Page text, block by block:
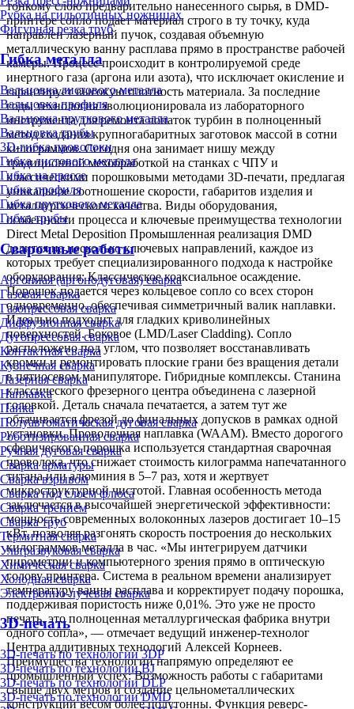
Рубка на гильотинных ножницах
Фигурная резка труб
Гибка металла
Вальцовка листового металла
Вальцовка профиля
Вальцовка пруткового металла
Вальцовка трубы
3D-гибка проволоки
Гибка листового металла
Гибка на прессе
Гибка профиля
Гибка пруткового металла
Гибка трубы
Сварочные работы
Аргонная (аргонодуговая) сварка
Газовая сварка
Газопрессовая сварка
Диффузионная сварка
Дугопрессовая сварка
Контактная сварка
Кузнечная сварка
Лазерная сварка
Наплавка
Пайка
Полуавтоматическая дуговая сварка
Роботизированная сварка
Ручная дуговая сварка
Сварка арматуры
Сварка взрывом
Сварка под слоем флюса
Сварка трением
Сварка труб
Термитная сварка
Ультразвуковая сварка
Химическая сварка
Холодная сварка
Электронно-лучевая сварка
3D-печать
3D-печать по технологии 3DP
3D-печать по технологии BJ
3D-печать по технологии DLP
3D-печать по технологии DMD
тонкому слою предварительно нанесенного сырья, в DMD-
принтере сопло подает материал строго в ту точку, куда
направлен лазерный пучок, создавая объемную
металлическую ванну расплава прямо в пространстве рабочей
камеры. Процесс происходит в контролируемой среде
инертного газа (аргона или азота), что исключает окисление и
гарантирует высокую плотность материала. За последние
годы технология эволюционировала из лабораторного
инструмента для ремонта лопаток турбин в полноценный
метод создания крупногабаритных заготовок массой в сотни
килограммов. Сегодня она занимает нишу между
традиционной мехобработкой на станках с ЧПУ и
классическими порошковыми методами 3D-печати, предлагая
уникальное соотношение скорости, габаритов изделия и
металлургического качества. Виды оборудования,
особенности процесса и ключевые преимущества технологии
Direct Metal Deposition Промышленная реализация DMD
делится на несколько ключевых направлений, каждое из
которых требует специализированного подхода к настройке
оборудования: Классическое коаксиальное осаждение.
Порошок подается через кольцевое сопло со всех сторон
одновременно, обеспечивая симметричный валик наплавки.
Идеально подходит для гладких криволинейных
поверхностей. Боковое (LMD/Laser Cladding). Сопло
расположено под углом, что позволяет восстанавливать
кромки и ремонтировать плоские грани без вращения детали
в пятиосевом манипуляторе. Гибридные комплексы. Станина
классического фрезерного центра объединена с лазерной
головкой. Деталь сначала печатается, а затем тут же
обтачивается фрезой до финальных допусков в рамках одной
установки. Проволочная наплавка (WAAM). Вместо дорогого
сферического порошка используется стандартная сварочная
проволока, что снижает стоимость килограмма напечатанного
титана или алюминия в 5–7 раз, хотя и жертвует
микроструктурной чистотой. Главная особенность метода
заключается в высочайшей энергетической эффективности:
мощность современных волоконных лазеров достигает 10–15
кВт, позволяя разгонять скорость построения до нескольких
килограммов металла в час. «Мы интегрируем датчики
пирометрии и компьютерного зрения прямо в оптическую
голову принтера. Система в реальном времени анализирует
температуру ванны расплава и корректирует подачу порошка,
поддерживая пористость ниже 0,01%. Это уже не просто
печать, это полноценная металлургическая фабрика внутри
одного сопла», — отмечает ведущий инженер-технолог
Центра аддитивных технологий Алексей Корнеев.
Преимущества технологии напрямую определяют ее
промышленный успех: Возможность работы с габаритами
свыше двух метров и создание цельнометаллических
конструкций весом более полутонны. Функция реверс-